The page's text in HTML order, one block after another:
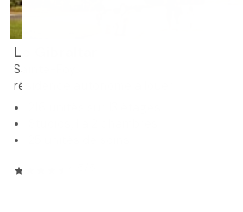
Le Gibraltar
Sainte-Foy
résidence autonome à louer